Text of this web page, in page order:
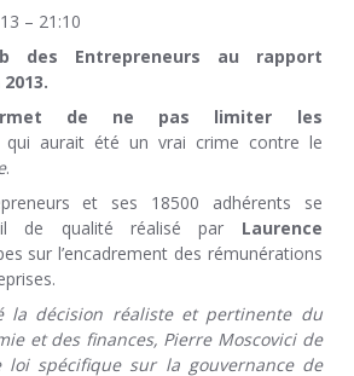
– 21:10
des Entrepreneurs au rapport
de ne pas limiter les
qui aurait été un vrai crime contre le
.
et ses 18500 adhérents se
de qualité réalisé par Laurence
sur l’encadrement des rémunérations
la décision réaliste et pertinente du
et des finances, Pierre Moscovici de
spécifique sur la gouvernance de